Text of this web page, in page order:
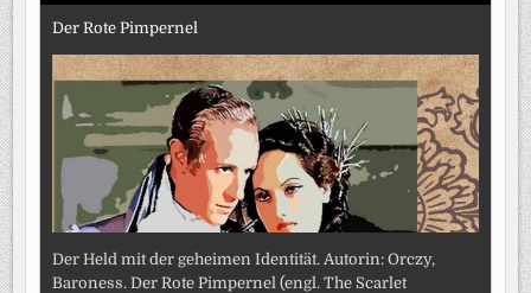
Der Rote Pimpernel
Der Held mit der geheimen Identität. Autorin: Orczy,
Baroness. Der Rote Pimpernel (engl. The Scarlet